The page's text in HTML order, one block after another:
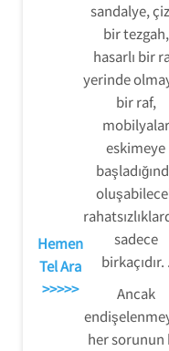
Hemen
Tel Ara
>>>>>
sandalye,
bir tezgah,
hasarlı bir
yerinde
bir raf,
mobilyalar
eskimeye
sadece
birkaçıdır. .
Ancak
her sorunun